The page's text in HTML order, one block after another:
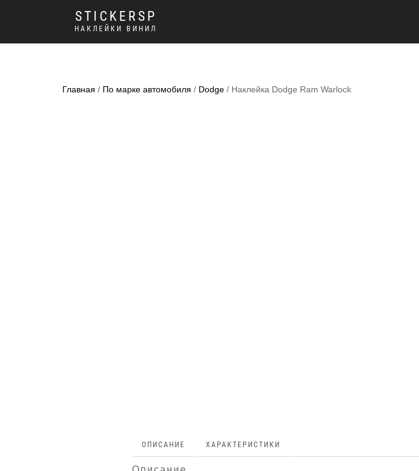
STICKERSP
НАКЛЕЙКИ ВИНИЛ
Главная / По марке автомобиля / Dodge / Наклейка Dodge Ram Warlock
ОПИСАНИЕ ХАРАКТЕРИСТИКИ